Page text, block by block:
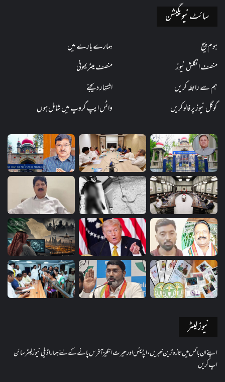
سائٹ نیویگیشن
ہوم پیج
ہمارے بارے میں
منصف انگلش نیوز
منصف میٹریمونی
ہم سے رابطہ کریں
اشتہار دیجئے
گوگل نیوز پر فالو کریں
واٹس ایپ گروپ میں شامل ہوں
نیوز لیٹر
اپنے ان باکس میں تازہ ترین خبریں، اپڈیٹس اور حیرت انگیز آفرس پانے کے لئے ہمارا ڈیلی نیوز لیٹر سائن
اپ کریں